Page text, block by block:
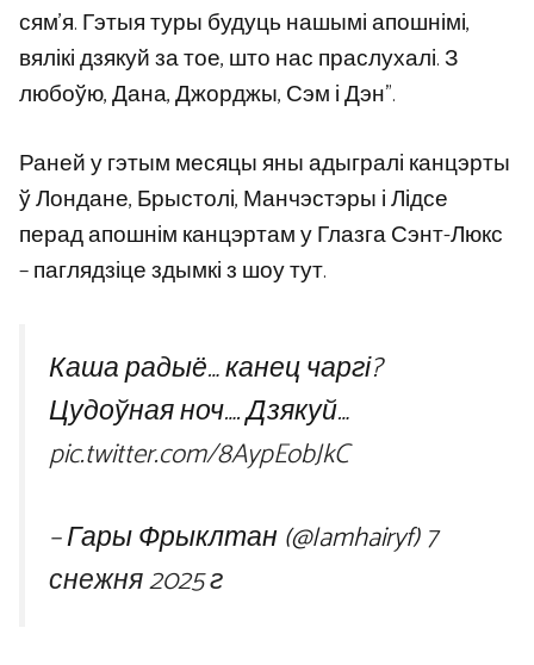
сям’я. Гэтыя туры будуць нашымі апошнімі,
вялікі дзякуй за тое, што нас праслухалі. З
любоўю, Дана, Джорджы, Сэм і Дэн”.
Раней у гэтым месяцы яны адыгралі канцэрты
ў Лондане, Брыстолі, Манчэстэры і Лідсе
перад апошнім канцэртам у Глазга Сэнт-Люкс
– паглядзіце здымкі з шоу тут.
Каша радыё… канец чаргі?
Цудоўная ноч…. Дзякуй…
pic.twitter.com/8AypEobJkC
– Гары Фрыклтан (@Iamhairyf)7
снежня 2025 г